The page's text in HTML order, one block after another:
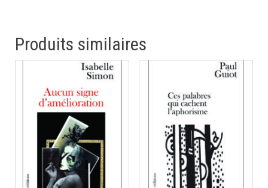
Produits similaires